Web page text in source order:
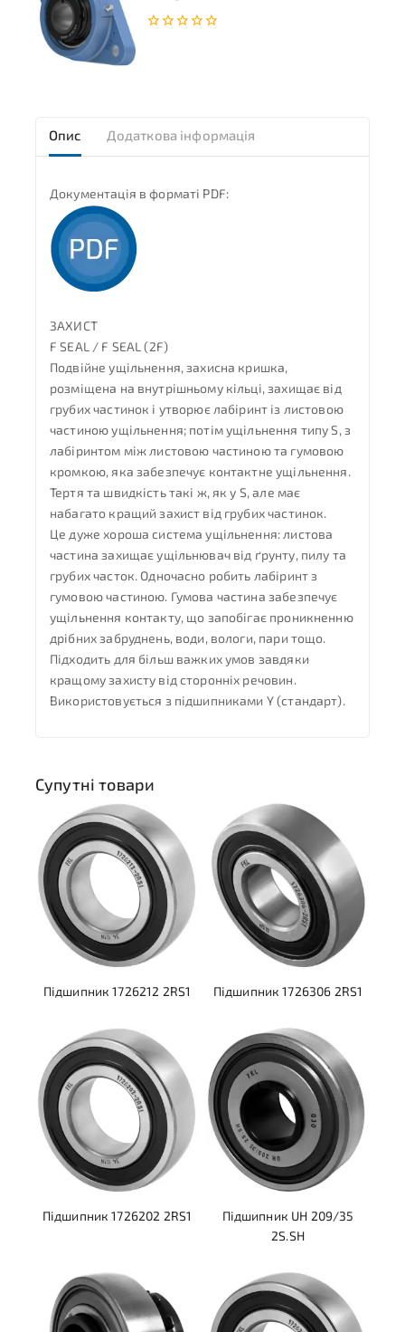
Опис Додаткова інформація
Документація в форматі PDF:
ЗАХИСТ
F SEAL / F SEAL (2F)
Подвійне ущільнення, захисна кришка,
розміщена на внутрішньому кільці, захищає від
грубих частинок і утворює лабіринт із листовою
частиною ущільнення; потім ущільнення типу S, з
лабіринтом між листовою частиною та гумовою
кромкою, яка забезпечує контактне ущільнення.
Тертя та швидкість такі ж, як у S, але має
набагато кращий захист від грубих частинок.
Це дуже хороша система ущільнення: листова
частина захищає ущільнювач від ґрунту, пилу та
грубих часток. Одночасно робить лабіринт з
гумовою частиною. Гумова частина забезпечує
ущільнення контакту, що запобігає проникненню
дрібних забруднень, води, вологи, пари тощо.
Підходить для більш важких умов завдяки
кращому захисту від сторонніх речовин.
Використовується з підшипниками Y (стандарт).
Супутні товари
Підшипник 1726212 2RS1 Підшипник 1726306 2RS1
Підшипник 1726202 2RS1
Підшипник UH 209/35
2S.SH